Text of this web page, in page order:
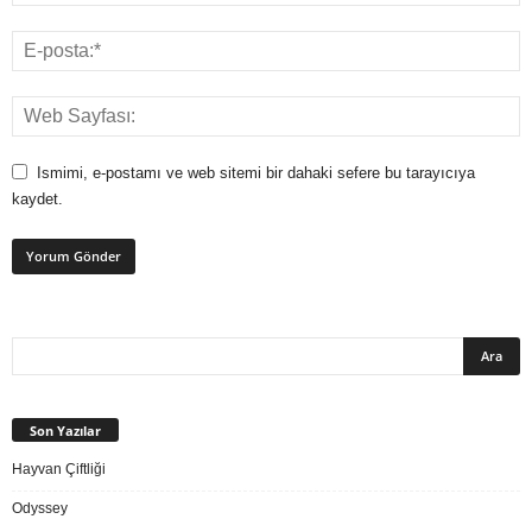
Ismimi, e-postamı ve web sitemi bir dahaki sefere bu tarayıcıya
kaydet.
Son Yazılar
Hayvan Çiftliği
Odyssey